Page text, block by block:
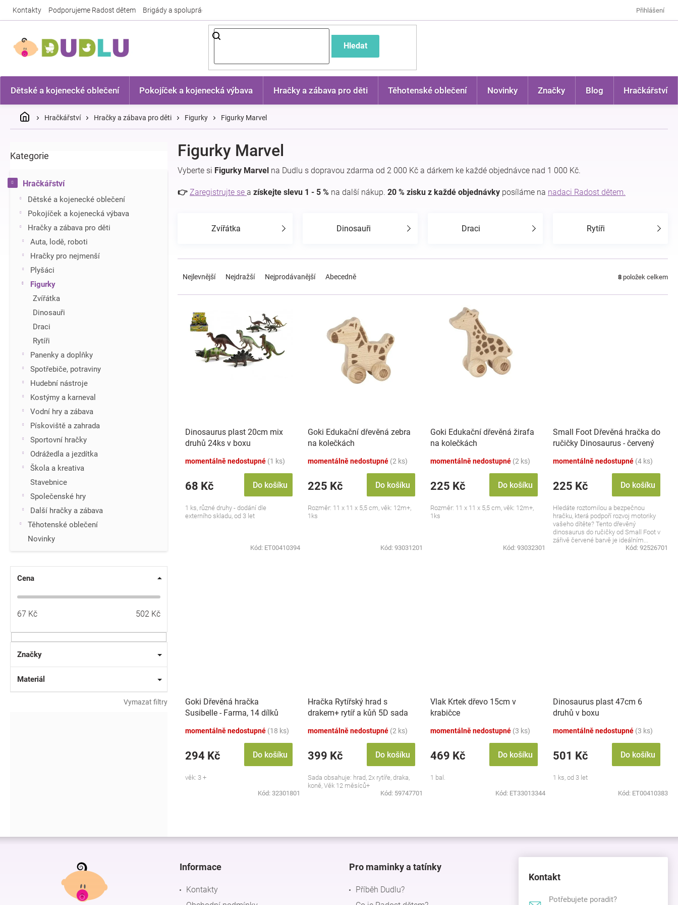
Kontakty Podporujeme Radost dětem Brigády a spolupráce Přihlášení
Hledat
Dětské a kojenecké oblečení Pokojíček a kojenecká výbava Hračky a zábava pro děti Těhotenské oblečení Novinky Značky Blog Hračkářství
DomůHračkářství Hračky a zábava pro děti Figurky Figurky Marvel
o
t
r
Přeskočit
Kategorie
Hračkářství
Dětské a kojenecké oblečení
Pokojíček a kojenecká výbava
Hračky a zábava pro děti
Auta, lodě, roboti
Hračky pro nejmenší
Plyšáci
Figurky
Zvířátka
Dinosauři
Draci
Rytíři
Panenky a doplňky
Spotřebiče, potraviny
Hudební nástroje
Kostýmy a karneval
Vodní hry a zábava
Pískoviště a zahrada
Sportovní hračky
Odrážedla a jezdítka
Škola a kreativa
Stavebnice
Společenské hry
Další hračky a zábava
Těhotenské oblečení
Novinky
Cena
67 Kč 502 Kč
Značky
Materiál
Vymazat filtry
Figurky Marvel
Vyberte si Figurky Marvel na Dudlu s dopravou zdarma od 2 000 Kč a dárkem ke každé objednávce nad 1 000 Kč.
👉 Zaregistrujte se a získejte slevu 1 - 5 % na další nákup. 20 % zisku z každé objednávky posíláme na nadaci Radost dětem.
Zvířátka Dinosauři Draci Rytíři
e
Nejlevnější Nejdražší Nejprodávanější Abecedně 8 položek celkem
Dinosaurus plast 20cm mix
druhů 24ks v boxu
momentálně nedostupné (1 ks)
68 Kč Do košíku
1 ks, různé druhy - dodání dle
externího skladu, od 3 let
Kód: ET00410394
Goki Edukační dřevěná zebra
na kolečkách
momentálně nedostupné (2 ks)
225 Kč Do košíku
Rozměr: 11 x 11 x 5,5 cm, věk: 12m+,
1ks
Kód: 93031201
Goki Edukační dřevěná žirafa
na kolečkách
momentálně nedostupné (2 ks)
225 Kč Do košíku
Rozměr: 11 x 11 x 5,5 cm, věk: 12m+,
1ks
Kód: 93032301
Small Foot Dřevěná hračka do
ručičky Dinosaurus - červený
momentálně nedostupné (4 ks)
225 Kč Do košíku
Hledáte roztomilou a bezpečnou
hračku, která podpoří rozvoj motoriky
vašeho dítěte? Tento dřevěný
dinosaurus do ručičky od Small Foot v
zářivě červené barvě je ideálním...
Kód: 92526701
Goki Dřevěná hračka
Susibelle - Farma, 14 dílků
momentálně nedostupné (18 ks)
294 Kč Do košíku
věk: 3 +
Kód: 32301801
Hračka Rytířský hrad s
drakem+ rytíř a kůň 5D sada
momentálně nedostupné (2 ks)
399 Kč Do košíku
Sada obsahuje: hrad, 2x rytíře, draka,
koně, Věk 12 měsíců+
Kód: 59747701
Vlak Krtek dřevo 15cm v
krabičce
momentálně nedostupné (3 ks)
469 Kč Do košíku
1 bal.
Kód: ET33013344
Dinosaurus plast 47cm 6
druhů v boxu
momentálně nedostupné (3 ks)
501 Kč Do košíku
1 ks, od 3 let
Kód: ET00410383
v
d
Z
Informace
Kontakty
Pro maminky a tatínky
Příběh Dudlu?
Kontakt
Potřebujete poradit?